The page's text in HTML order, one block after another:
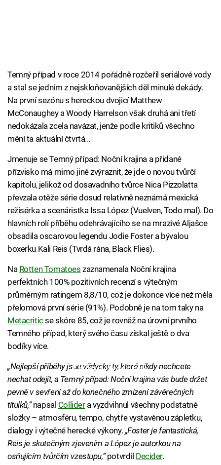
Temný případ v roce 2014 pořádně rozčeřil seriálové vody
a stal se jedním z nejskloňovanějších děl minulé dekády.
Na první sezónu s hereckou dvojicí Matthew
McConaughey a Woody Harrelson však druhá ani třetí
nedokázala zcela navázat, jenže podle kritiků všechno
mění ta aktuální čtvrtá...
Jmenuje se Temný případ: Noční krajina a přidané
přízvisko má mimo jiné zvýraznit, že jde o novou tvůrčí
kapitolu, jelikož od dosavadního tvůrce Nica Pizzolatta
převzala otěže série dosud relativně neznámá mexická
režisérka a scenáristka Issa López (Vuelven, Todo mal). Do
hlavních rolí příběhu odehrávajícího se na mrazivé Aljašce
obsadila oscarovou legendu Jodie Foster a bývalou
boxerku Kali Reis (Tvrdá rána, Black Flies).
Na Rotten Tomatoes zaznamenala Noční krajina
perfektních 100% pozitivních recenzí s výtečným
průměrným ratingem 8,8/10, což je dokonce více než měla
přelomová první série (91%). Podobně je na tom taky na
Metacriticse skóre 85, což je rovněž na úrovní prvního
Temného případ, který svého času získal ještě o dva
bodíky více.
Failed to fetch
„Nejlepší příběhy jsou vždycky ty, které nikdy nechcete
nechat odejít, a Temný případ: Noční krajina vás bude držet
pevně v sevření až do konečného zmizení závěrečných
titulků,“napsal Collidera vyzdvihnul všechny podstatné
složky – atmosféru, tempo, chytře vystavěnou zápletku,
dialogy i výtečné herecké výkony. „Foster je fantastická,
Reis je skutečným zjevením a López je autorkou na
osňujícím tvůrčím vzestupu,“potvrdil Decider.